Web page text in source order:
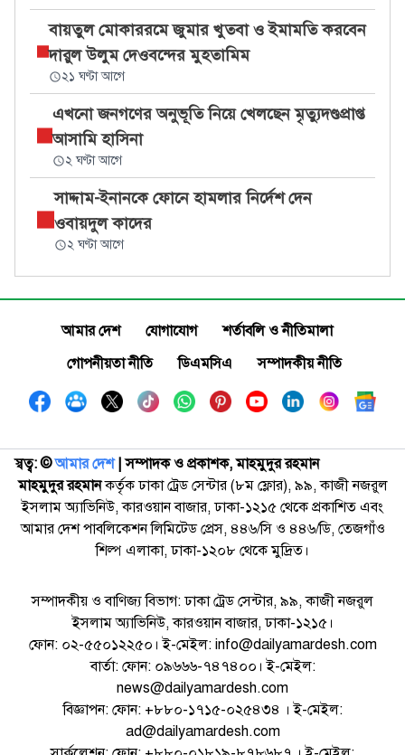
বায়তুল মোকাররমে জুমার খুতবা ও ইমামতি করবেন
দারুল উলুম দেওবন্দের মুহতামিম
২১ ঘণ্টা আগে
এখনো জনগণের অনুভূতি নিয়ে খেলছেন মৃত্যুদণ্ডপ্রাপ্ত
আসামি হাসিনা
২ ঘণ্টা আগে
সাদ্দাম-ইনানকে ফোনে হামলার নির্দেশ দেন
ওবায়দুল কাদের
২ ঘণ্টা আগে
আমার দেশ যোগাযোগ
শর্তাবলি ও নীতিমালা
গোপনীয়তা নীতি
ডিএমসিএ সম্পাদকীয় নীতি
স্বত্ব: ©️আমার দেশ| সম্পাদক ও প্রকাশক, মাহমুদুর রহমান
মাহমুদুর রহমানকর্তৃক ঢাকা ট্রেড সেন্টার (৮ম ফ্লোর), ৯৯, কাজী নজরুল
ইসলাম অ্যাভিনিউ, কারওয়ান বাজার, ঢাকা-১২১৫ থেকে প্রকাশিত এবং
আমার দেশ পাবলিকেশন লিমিটেড প্রেস, ৪৪৬/সি ও ৪৪৬/ডি, তেজগাঁও
শিল্প এলাকা, ঢাকা-১২০৮ থেকে মুদ্রিত।
সম্পাদকীয় ও বাণিজ্য বিভাগ: ঢাকা ট্রেড সেন্টার, ৯৯, কাজী নজরুল
ইসলাম অ্যাভিনিউ, কারওয়ান বাজার, ঢাকা-১২১৫।
ফোন: ০২-৫৫০১২২৫০। ই-মেইল: info@dailyamardesh.com
বার্তা: ফোন: ০৯৬৬৬-৭৪৭৪০০। ই-মেইল:
news@dailyamardesh.com
বিজ্ঞাপন: ফোন: +৮৮০-১৭১৫-০২৫৪৩৪ । ই-মেইল:
ad@dailyamardesh.com